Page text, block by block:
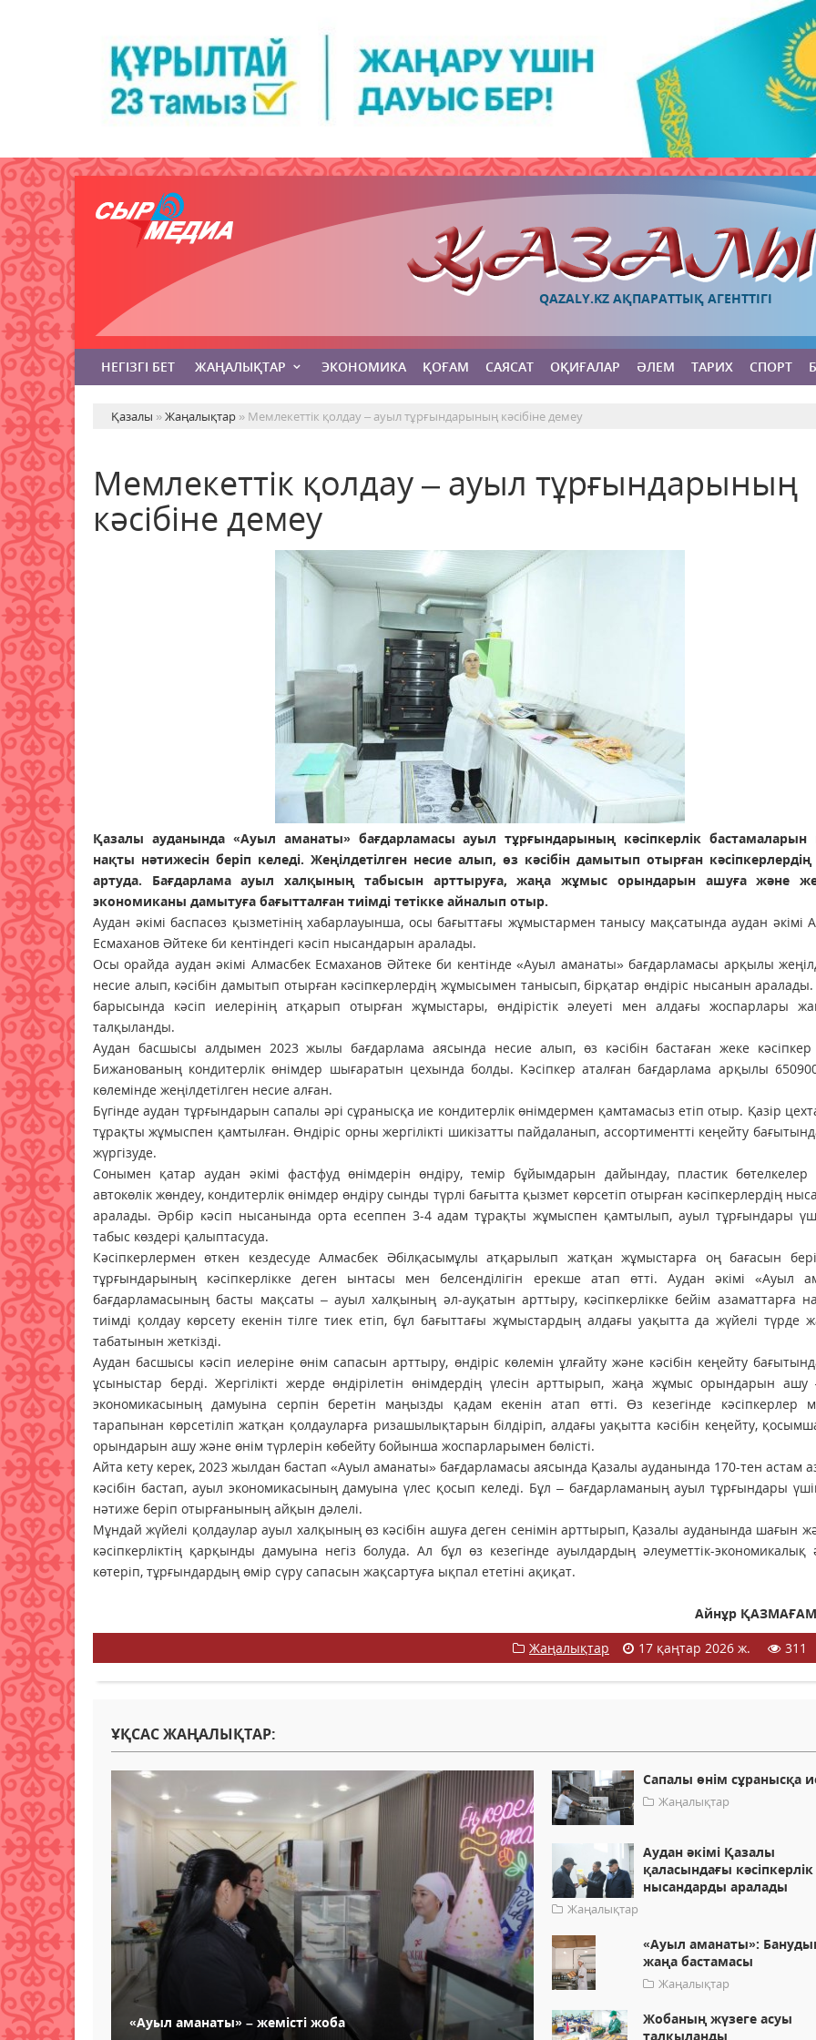
QAZALY.KZ АҚПАРАТТЫҚ АГЕНТТІГІ
НЕГІЗГІ БЕТ ЖАҢАЛЫҚТАР ЭКОНОМИКА ҚОҒАМ САЯСАТ ОҚИҒАЛАР ӘЛЕМ ТАРИХ СПОРТ
Қазалы »Жаңалықтар » Мемлекеттік қолдау – ауыл тұрғындарының кәсібіне демеу
Мемлекеттік қолдау – ауыл тұрғындарының
кәсібіне демеу
Қазалы ауданында «Ауыл аманаты» бағдарламасы ауыл тұрғындарының кәсіпкерлік бастамаларын
нақты нәтижесін беріп келеді. Жеңілдетілген несие алып, өз кәсібін дамытып отырған
артуда. Бағдарлама ауыл халқының табысын арттыруға, жаңа жұмыс орындарын ашуға және
экономиканы дамытуға бағытталған тиімді тетікке айналып отыр.
Аудан әкімі баспасөз қызметінің хабарлауынша, осы бағыттағы жұмыстармен танысу мақсатында аудан әкімі
Есмаханов Әйтеке би кентіндегі кәсіп нысандарын аралады.
Осы орайда аудан әкімі Алмасбек Есмаханов Әйтеке би кентінде «Ауыл аманаты» бағдарламасы арқылы
несие алып, кәсібін дамытып отырған кәсіпкерлердің жұмысымен танысып, бірқатар өндіріс нысанын аралады.
барысында кәсіп иелерінің атқарып отырған жұмыстары, өндірістік әлеуеті мен алдағы жоспарлары
талқыланды.
Аудан басшысы алдымен 2023 жылы бағдарлама аясында несие алып, өз кәсібін бастаған жеке
Бижанованың кондитерлік өнімдер шығаратын цехында болды. Кәсіпкер аталған бағдарлама арқылы
көлемінде жеңілдетілген несие алған.
Бүгінде аудан тұрғындарын сапалы әрі сұранысқа ие кондитерлік өнімдермен қамтамасыз етіп отыр. Қазір
тұрақты жұмыспен қамтылған. Өндіріс орны жергілікті шикізатты пайдаланып, ассортиментті кеңейту
жүргізуде.
Сонымен қатар аудан әкімі фастфуд өнімдерін өндіру, темір бұйымдарын дайындау, пластик бөтелкелер
автокөлік жөндеу, кондитерлік өнімдер өндіру сынды түрлі бағытта қызмет көрсетіп отырған кәсіпкерлердің
аралады. Әрбір кәсіп нысанында орта есеппен 3-4 адам тұрақты жұмыспен қамтылып, ауыл тұрғындары
табыс көздері қалыптасуда.
Кәсіпкерлермен өткен кездесуде Алмасбек Әбілқасымұлы атқарылып жатқан жұмыстарға оң бағасын
тұрғындарының кәсіпкерлікке деген ынтасы мен белсенділігін ерекше атап өтті. Аудан әкімі «Ауыл
бағдарламасының басты мақсаты – ауыл халқының әл-ауқатын арттыру, кәсіпкерлікке бейім азаматтарға
тиімді қолдау көрсету екенін тілге тиек етіп, бұл бағыттағы жұмыстардың алдағы уақытта да жүйелі түрде
табатынын жеткізді.
Аудан басшысы кәсіп иелеріне өнім сапасын арттыру, өндіріс көлемін ұлғайту және кәсібін кеңейту
ұсыныстар берді. Жергілікті жерде өндірілетін өнімдердің үлесін арттырып, жаңа жұмыс орындарын ашу
экономикасының дамуына серпін беретін маңызды қадам екенін атап өтті. Өз кезегінде кәсіпкерлер
тарапынан көрсетіліп жатқан қолдауларға ризашылықтарын білдіріп, алдағы уақытта кәсібін кеңейту,
орындарын ашу және өнім түрлерін көбейту бойынша жоспарларымен бөлісті.
Айта кету керек, 2023 жылдан бастап «Ауыл аманаты» бағдарламасы аясында Қазалы ауданында 170-тен астам
кәсібін бастап, ауыл экономикасының дамуына үлес қосып келеді. Бұл – бағдарламаның ауыл тұрғындары
нәтиже беріп отырғанының айқын дәлелі.
Мұндай жүйелі қолдаулар ауыл халқының өз кәсібін ашуға деген сенімін арттырып, Қазалы ауданында шағын
кәсіпкерліктің қарқынды дамуына негіз болуда. Ал бұл өз кезегінде ауылдардың әлеуметтік-экономикалық
көтеріп, тұрғындардың өмір сүру сапасын жақсартуға ықпал ететіні ақиқат.
Айнұр
Жаңалықтар
17 қаңтар 2026 ж. 311
ҰҚСАС ЖАҢАЛЫҚТАР:
«Ауыл аманаты» – жемісті жоба
Сапалы өнім сұранысқа
Жаңалықтар
Аудан әкімі Қазалы
қаласындағы кәсіпкерлік
нысандарды аралады
Жаңалықтар
«Ауыл аманаты»:
жаңа бастамасы
Жаңалықтар
Жобаның жүзеге асуы
талқыланды